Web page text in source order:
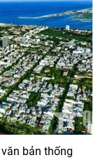
bản thống